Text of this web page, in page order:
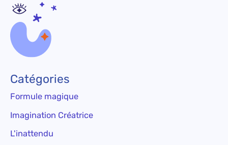
Catégories
Formule magique
Imagination Créatrice
L'inattendu